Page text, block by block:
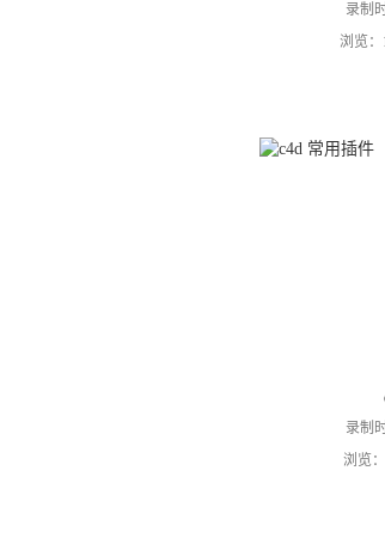
录制
浏览
录制
浏览